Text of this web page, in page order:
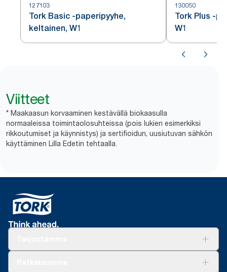
127103
Tork Basic -paperipyyhe,
keltainen, W1
130050
Tork Plus -
W1
Viitteet
* Maakaasun korvaaminen kestävällä biokaasulla
normaaleissa toimintaolosuhteissa (pois lukien esimerkiksi
rikkoutumiset ja käynnistys) ja sertifioidun, uusiutuvan sähkön
käyttäminen Lilla Edetin tehtaalla.